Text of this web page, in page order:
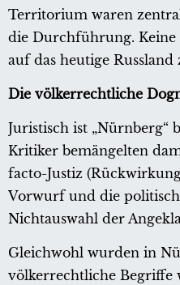
Territorium waren
die Durchführung.
auf das heutige Russland
Die völkerrechtliche
Juristisch ist „Nürnberg“
Kritiker bemängelten
facto-Justiz
Vorwurf und die
Nichtauswahl der
Gleichwohl wurden in
völkerrechtliche Begriffe